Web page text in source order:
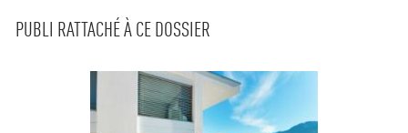
PUBLI RATTACHÉ À CE DOSSIER